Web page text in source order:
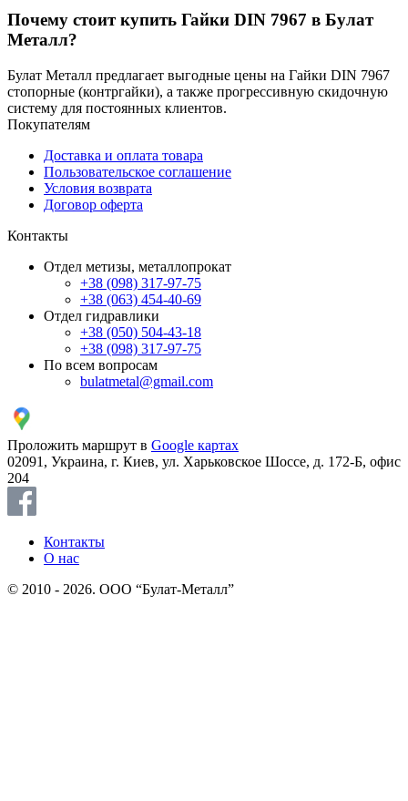
Почему стоит купить Гайки DIN 7967 в Булат
Металл?
Булат Металл предлагает выгодные цены на Гайки DIN 7967
стопорные (контргайки), а также прогрессивную скидочную
систему для постоянных клиентов.
Покупателям
Доставка и оплата товара
Пользовательское соглашение
Условия возврата
Договор оферта
Контакты
Отдел метизы, металлопрокат
+38 (098) 317-97-75
+38 (063) 454-40-69
Отдел гидравлики
+38 (050) 504-43-18
+38 (098) 317-97-75
По всем вопросам
bulatmetal@gmail.com
Проложить маршрут в Google картах
02091, Украина, г. Киев, ул. Харьковское Шоссе, д. 172-Б, офис
204
Контакты
О нас
© 2010 - 2026. ООО “Булат-Металл”